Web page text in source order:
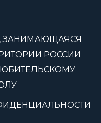
ЗАНИМАЮЩАЯСЯ
РОССИИ